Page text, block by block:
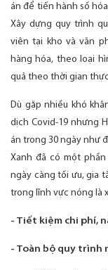
án để tiến hành số
Xây dựng quy trình
viên tại kho và văn
hàng hóa, theo loại
quả theo thời gian
Dù gặp nhiều khó
dịch Covid-19 nhưng
án trong 30 ngày như
Xanh đã có một
ngày càng tối ưu, gia
trong lĩnh vực nóng là
- Tiết kiệm chi phí,
- Toàn bộ quy trình